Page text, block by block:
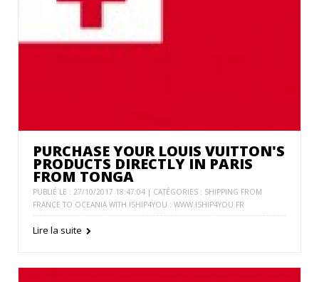
PURCHASE YOUR LOUIS VUITTON'S
PRODUCTS DIRECTLY IN PARIS
FROM TONGA
PUBLIÉ LE : 27/10/2017 18:47:04 | CATÉGORIES : SHIPPING FROM
FRANCE TO OCEANIA WITH ISHIP4YOU : WWW.ISHIP4YOU.FR
Lire la suite